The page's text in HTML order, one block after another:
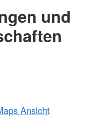
und
Ansicht